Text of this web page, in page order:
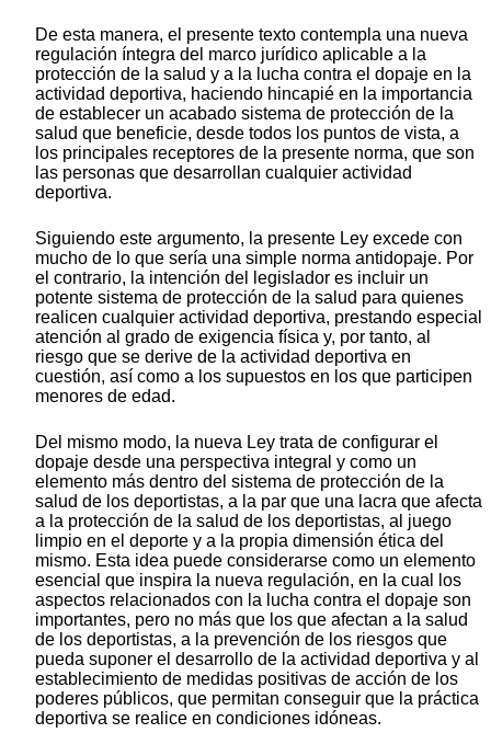
De esta manera, el presente texto contempla una nueva
regulación íntegra del marco jurídico aplicable a la
protección de la salud y a la lucha contra el dopaje en la
actividad deportiva, haciendo hincapié en la importancia
de establecer un acabado sistema de protección de la
salud que beneficie, desde todos los puntos de vista, a
los principales receptores de la presente norma, que son
las personas que desarrollan cualquier actividad
deportiva.
Siguiendo este argumento, la presente Ley excede con
mucho de lo que sería una simple norma antidopaje. Por
el contrario, la intención del legislador es incluir un
potente sistema de protección de la salud para quienes
realicen cualquier actividad deportiva, prestando especial
atención al grado de exigencia física y, por tanto, al
riesgo que se derive de la actividad deportiva en
cuestión, así como a los supuestos en los que participen
menores de edad.
Del mismo modo, la nueva Ley trata de configurar el
dopaje desde una perspectiva integral y como un
elemento más dentro del sistema de protección de la
salud de los deportistas, a la par que una lacra que afecta
a la protección de la salud de los deportistas, al juego
limpio en el deporte y a la propia dimensión ética del
mismo. Esta idea puede considerarse como un elemento
esencial que inspira la nueva regulación, en la cual los
aspectos relacionados con la lucha contra el dopaje son
importantes, pero no más que los que afectan a la salud
de los deportistas, a la prevención de los riesgos que
pueda suponer el desarrollo de la actividad deportiva y al
establecimiento de medidas positivas de acción de los
poderes públicos, que permitan conseguir que la práctica
deportiva se realice en condiciones idóneas.